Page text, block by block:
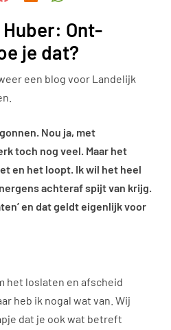
Ont-
je dat?
een blog voor Landelijk
Nou ja, met
toch nog veel. Maar het
en het loopt. Ik wil het heel
achteraf spijt van krijg.
en dat geldt eigenlijk voor
het loslaten en afscheid
heb ik nogal wat van. Wij
dat je ook wat betreft